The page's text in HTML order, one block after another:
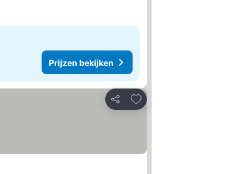
Prijzen bekijken
Delen
Toevoegen aan favorieten